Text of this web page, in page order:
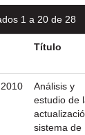
1 a 20 de 28
Título
Análisis y
estudio de
sistema de